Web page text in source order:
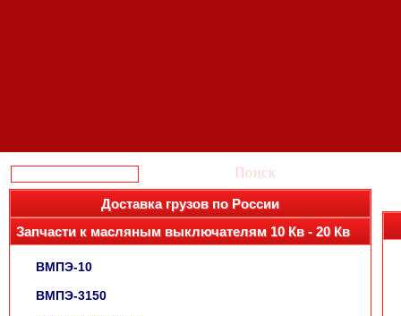
Поиск
Доставка грузов по России
Запчасти к масляным выключателям 10 Кв - 20 Кв
ВМПЭ-10
ВМПЭ-3150